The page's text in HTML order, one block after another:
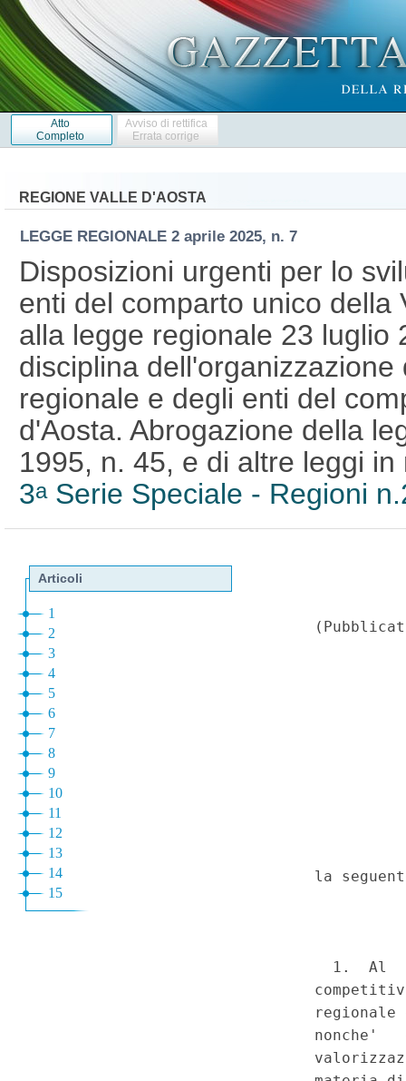
Atto
Completo
Avviso di rettifica
Errata corrige
REGIONE VALLE D'AOSTA
LEGGE REGIONALE 2 aprile 2025, n. 7
Disposizioni urgenti per lo
enti del comparto unico della
alla legge regionale 23 luglio
disciplina
regionale e degli enti del
d'Aosta. Abrogazione della
1995, n. 45, e di altre leggi
3aSerie Speciale - Regioni